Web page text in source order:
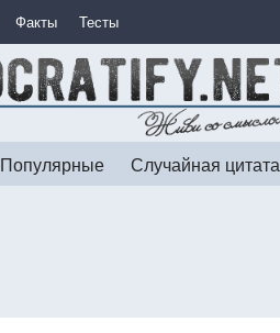
Факты Тесты
Популярные Случайная цитата